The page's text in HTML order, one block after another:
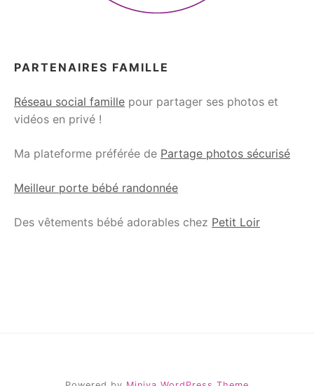
PARTENAIRES FAMILLE
Réseau social famille pour partager ses photos et
vidéos en privé !
Ma plateforme préférée de Partage photos sécurisé
Meilleur porte bébé randonnée
Des vêtements bébé adorables chez Petit Loir